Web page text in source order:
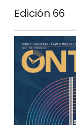
Edición 66